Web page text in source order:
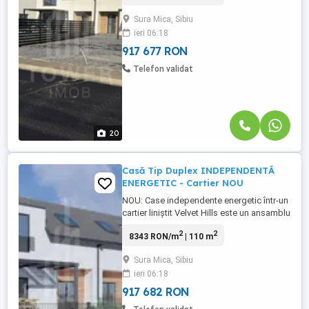
20
Industrială de Vest a Sibiului și 2 km de
Ocna, în Șura Mică, cartierul este suficient
de ...
Sura Mica, Sibiu
ieri 06:18
917 677 RON
Telefon validat
Casă Tip Duplex INDEPENDENTĂ
ENERGETIC - Cartier NOU
NOU: Case independente energetic într-un
cartier liniștit Velvet Hills este un ansamblu
arhitectural unitar, formată din 68 de case
Industrială de Vest a Sibiului și 2 km de
Ocna, în Șura Mică, cartierul este suficient
de ...
8343 RON/m2| 110 m2
Sura Mica, Sibiu
ieri 06:18
917 682 RON